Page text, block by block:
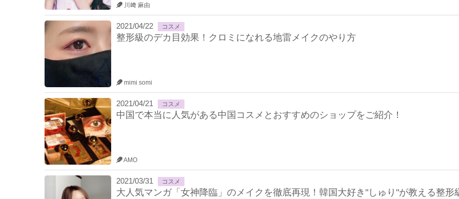
川﨑 麻由
2021/04/22 コスメ
整形級のデカ目効果！クロミになれる地雷メイクのやり方
mimi somi
2021/04/21 コスメ
中国で本当に人気がある中国コスメとおすすめのショップをご紹介！
AMO
2021/03/31 コスメ
大人気マンガ「女神降臨」のメイクを徹底再現！韓国大好き"しゅり"が教える整形